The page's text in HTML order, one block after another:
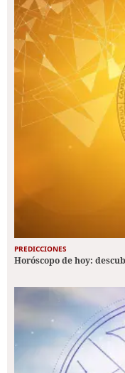
PREDICCIONES
Horóscopo de hoy: